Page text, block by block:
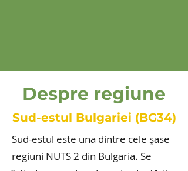
Despre regiune
Sud-estul Bulgariei (BG34)
Sud-estul este una dintre cele șase
regiuni NUTS 2 din Bulgaria. Se